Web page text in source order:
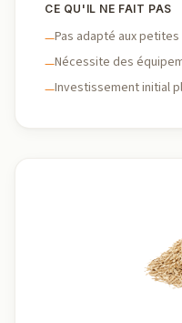
CE QU'IL NE FAIT PAS
—Pas adapté aux
—Nécessite des
—Investissement initial